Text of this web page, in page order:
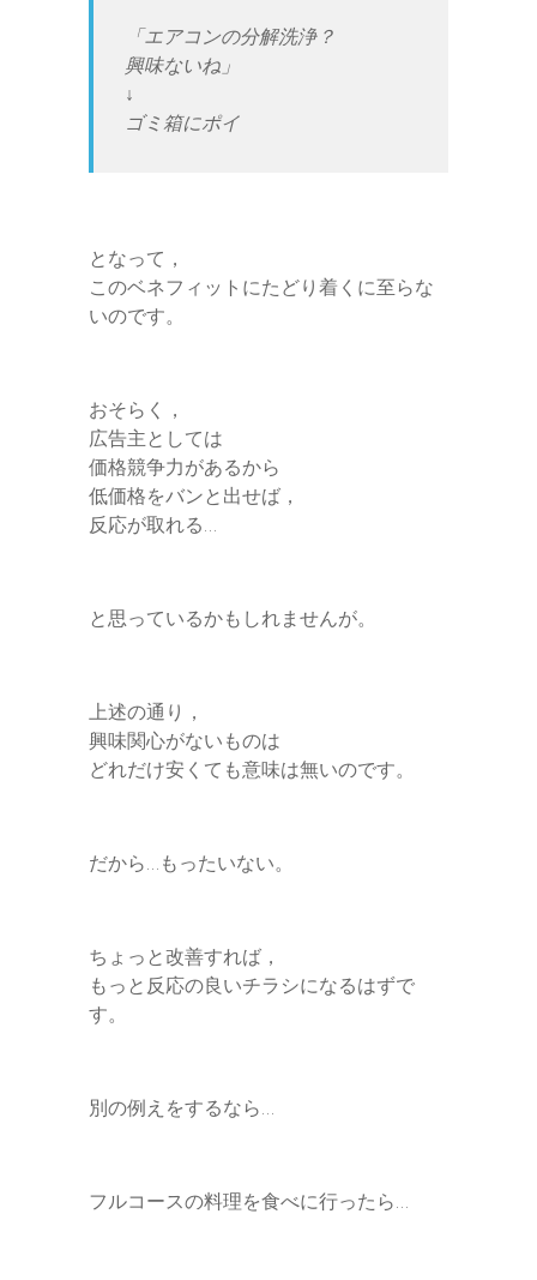
「エアコンの分解洗浄？
興味ないね」
↓
ゴミ箱にポイ
となって，
このベネフィットにたどり着くに至らな
いのです。
おそらく，
広告主としては
価格競争力があるから
低価格をバンと出せば，
反応が取れる…
と思っているかもしれませんが。
上述の通り，
興味関心がないものは
どれだけ安くても意味は無いのです。
だから…もったいない。
ちょっと改善すれば，
もっと反応の良いチラシになるはずで
す。
別の例えをするなら…
フルコースの料理を食べに行ったら…